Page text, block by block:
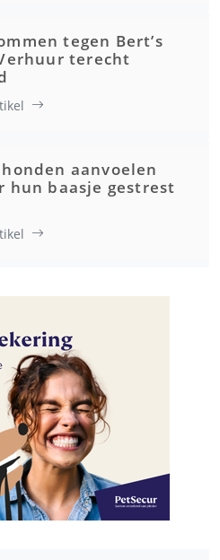
tegen Bert’s
terecht
aanvoelen
hun baasje gestrest